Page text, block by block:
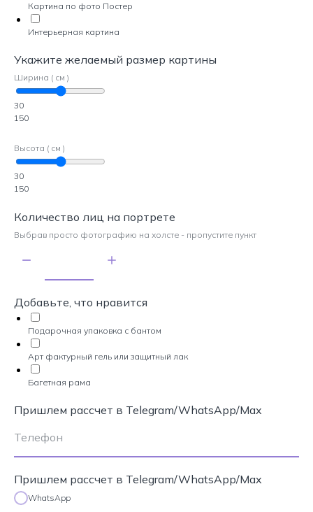
Картина по фото Постер
Интерьерная картина
Укажите желаемый размер картины
Ширина ( см )
30
150
Высота ( см )
30
150
Количество лиц на портрете
Выбрав просто фотографию на холсте - пропустите пункт
Добавьте, что нравится
Подарочная упаковка с бантом
Арт фактурный гель или защитный лак
Багетная рама
Пришлем рассчет в Telegram/WhatsApp/Max
Пришлем рассчет в Telegram/WhatsApp/Max
WhatsApp